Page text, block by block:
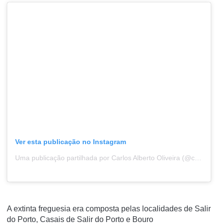
Ver esta publicação no Instagram
A extinta freguesia era composta pelas localidades de Salir
do Porto, Casais de Salir do Porto e Bouro